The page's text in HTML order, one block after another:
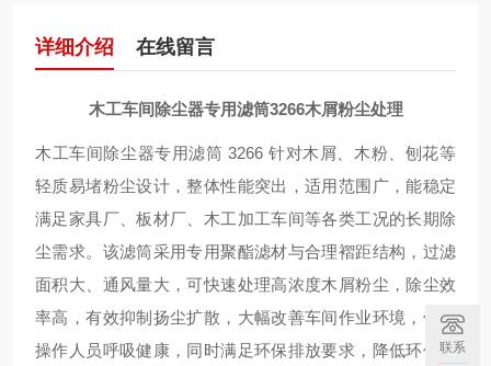
详细介绍 在线留言
木工车间除尘器专用滤筒3266木屑粉尘处理
木工车间除尘器专用滤筒 3266 针对木屑、木粉、刨花等
轻质易堵粉尘设计，整体性能突出，适用范围广，能稳定
满足家具厂、板材厂、木工加工车间等各类工况的长期除
尘需求。该滤筒采用专用聚酯滤材与合理褶距结构，过滤
面积大、通风量大，可快速处理高浓度木屑粉尘，除尘效
率高，有效抑制扬尘扩散，大幅改善车间作业环境，保护
操作人员呼吸健康，同时满足环保排放要求，降低环保检
联系